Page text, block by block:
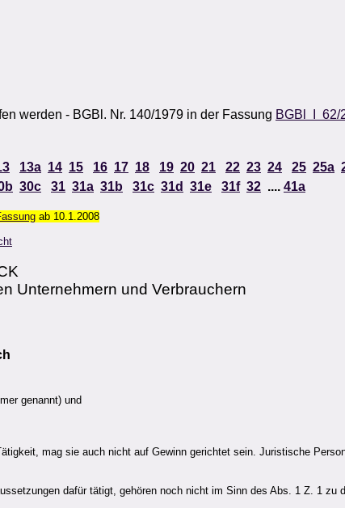
werden - BGBl. Nr. 140/1979 in der Fassung BGBl I 62/
13a 14 15 16 17 18 19 20 21 22 23 24 25 25a
30c 31 31a 31b 31c 31d 31e 31f 32 .... 41a
ab 10.1.2008
Unternehmern und Verbrauchern
genannt) und
mag sie auch nicht auf Gewinn gerichtet sein. Juristische
dafür tätigt, gehören noch nicht im Sinn des Abs. 1 Z. 1 zu